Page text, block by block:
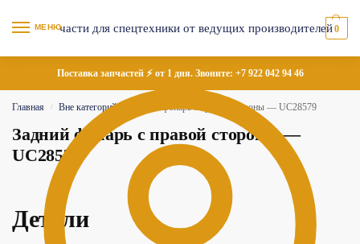
МЕНЮ 0
Поставка запчастей ⚡ от 1 дня. Звоните: +7 922 042 94 46
Главная / Вне категорий Задний фонарь с правой стороны — UC28579
Задний фонарь с правой стороны —
UC28579
Детали